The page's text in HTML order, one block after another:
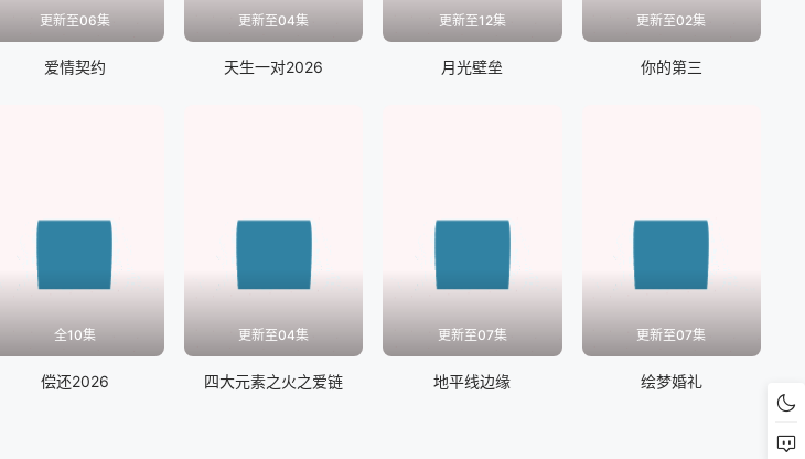
更新至06集
爱情契约
更新至04集
天生一对2026
更新至12集
月光壁垒
更新至02集
你的第三
全10集
偿还2026
更新至04集
四大元素之火之爱链
更新至07集
地平线边缘
更新至07集
绘梦婚礼